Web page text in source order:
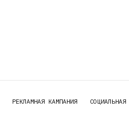
РЕКЛАМНАЯ КАМПАНИЯ СОЦИАЛЬНАЯ